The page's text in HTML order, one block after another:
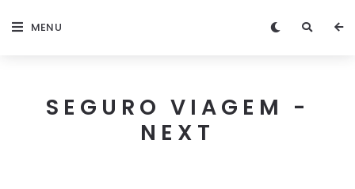
MENU
SEGURO VIAGEM -
NEXT